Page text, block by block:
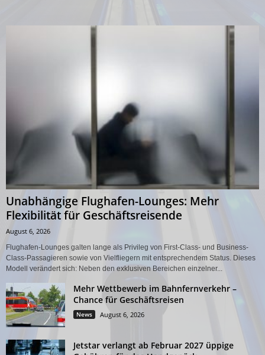
Unabhängige Flughafen-Lounges: Mehr
Flexibilität für Geschäftsreisende
August 6, 2026
Flughafen-Lounges galten lange als Privileg von First-Class- und Business-
Class-Passagieren sowie von Vielfliegern mit entsprechendem Status. Dieses
Modell verändert sich: Neben den exklusiven Bereichen einzelner...
Mehr Wettbewerb im Bahnfernverkehr –
Chance für Geschäftsreisen
News August 6, 2026
Jetstar verlangt ab Februar 2027 üppige